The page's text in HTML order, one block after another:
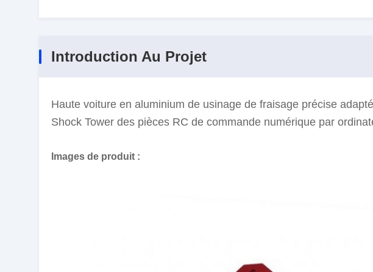
Introduction Au Projet
Haute voiture en aluminium de usinage de fraisage précise
Shock Tower des pièces RC de commande numérique par
Images de produit :